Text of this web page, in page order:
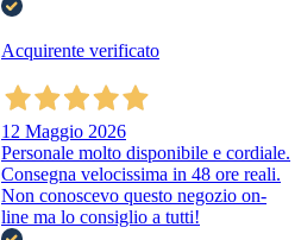
Acquirente verificato
12 Maggio 2026
Personale molto disponibile e cordiale.
Consegna velocissima in 48 ore reali.
Non conoscevo questo negozio on-
line ma lo consiglio a tutti!